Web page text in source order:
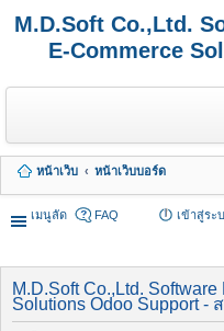
M.D.Soft Co.,Ltd.
E-Commerce
หน้าเว็บ
หน้าเว็บบอร์ด
เมนูลัด
FAQ เข้าสู่ระ
M.D.Soft Co.,Ltd.
Solutions Odoo Support -